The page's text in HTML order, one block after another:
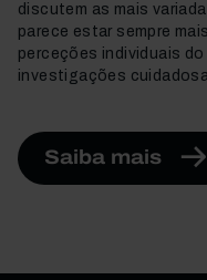
discutem as mais
parece estar sempre
perceções individuais
investigações
Saiba mais